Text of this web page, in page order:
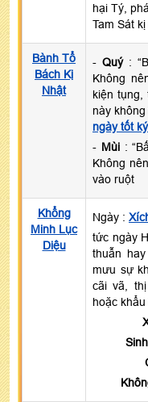
hại Tý,
Tam Sát
Bành Tổ
Bách Kị
Nhật
- Quý:
Không
kiện tụng,
này
ngày tốt
- Mùi:
Không
vào ruột
Khổng
Minh Lục
Diệu
Ngày :
tức ngày
thuẫn
mưu sự
cãi vã,
hoặc khẩu